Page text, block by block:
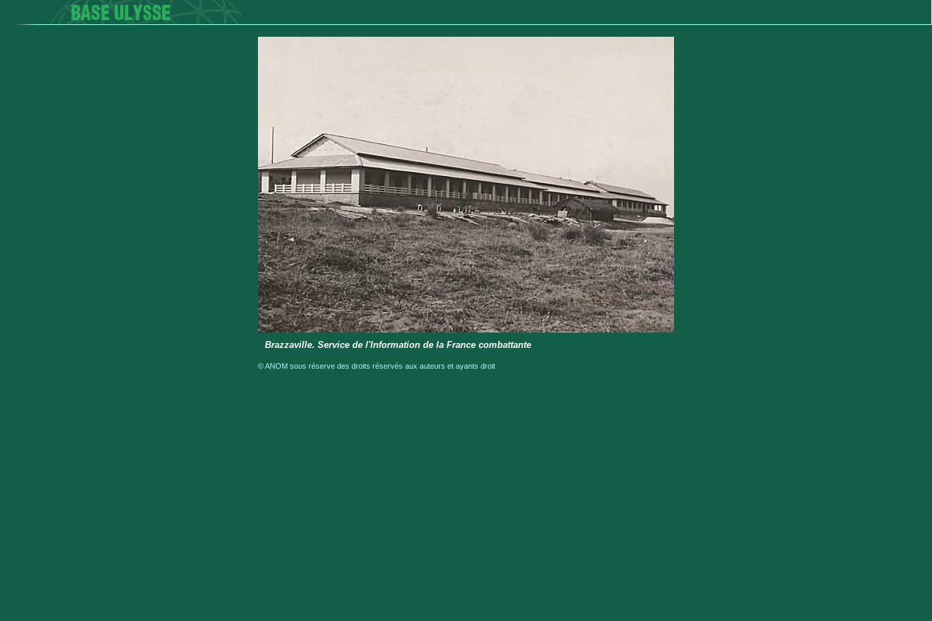
Brazzaville. Service de l'Information de la France combattante
© ANOM sous réserve des droits réservés aux auteurs et ayants droit